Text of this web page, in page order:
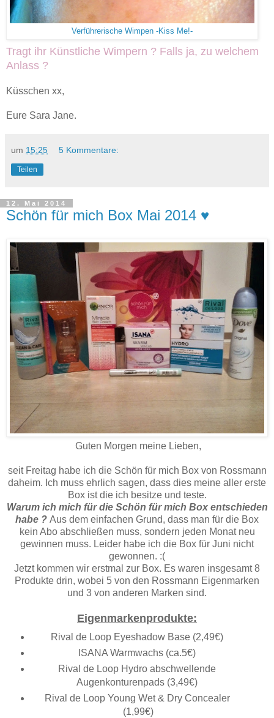
Verführerische Wimpen -Kiss Me!-
Tragt ihr Künstliche Wimpern ? Falls ja, zu welchem
Anlass ?
Küsschen xx,
Eure Sara Jane.
um 15:25 5 Kommentare:
Teilen
12. Mai 2014
Schön für mich Box Mai 2014 ♥
Guten Morgen meine Lieben,
seit Freitag habe ich die Schön für mich Box von Rossmann
daheim. Ich muss ehrlich sagen, dass dies meine aller erste
Box ist die ich besitze und teste.
Warum ich mich für die Schön für mich Box entschieden
habe ? Aus dem einfachen Grund, dass man für die Box
kein Abo abschließen muss, sondern jeden Monat neu
gewinnen muss. Leider habe ich die Box für Juni nicht
gewonnen. :(
Jetzt kommen wir erstmal zur Box. Es waren insgesamt 8
Produkte drin, wobei 5 von den Rossmann Eigenmarken
und 3 von anderen Marken sind.
Eigenmarkenprodukte:
Rival de Loop Eyeshadow Base (2,49€)
ISANA Warmwachs (ca.5€)
Rival de Loop Hydro abschwellende
Augenkonturenpads (3,49€)
Rival de Loop Young Wet & Dry Concealer
(1,99€)